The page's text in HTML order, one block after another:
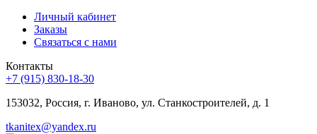
Личный кабинет
Заказы
Связаться с нами
Контакты
+7 (915) 830-18-30
153032, Россия, г. Иваново, ул. Станкостроителей, д. 1
tkanitex@yandex.ru